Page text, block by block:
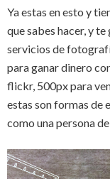
Ya estas en esto y
que sabes hacer, y
servicios de
para ganar dinero
flickr, 500px para
estas son formas de
como una persona